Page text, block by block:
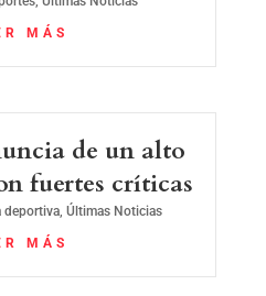
MÁS
de un alto
fuertes críticas
deportiva,Últimas Noticias
MÁS